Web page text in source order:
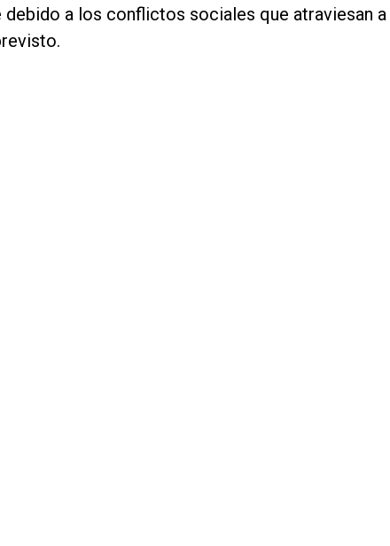
a los conflictos sociales que atraviesan a